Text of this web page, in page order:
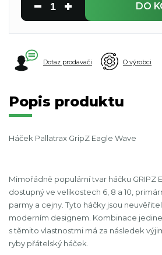
DO
Dotaz prodavači O výrobci
Popis produktu
Háček Pallatrax GripZ Eagle Wave
Mimořádně populární tvar háčku GRIPZ
dostupný ve velikostech 6, 8 a 10,
parmy a cejny. Tyto háčky jsou
moderním designem. Kombinace
s těmito vlastnostmi má za následek
ryby přátelský háček.